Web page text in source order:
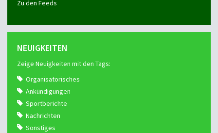
Zu den Feeds
NEUIGKEITEN
Zeige Neuigkeiten mit den Tags:
Organisatorisches
Ankündigungen
Sportberichte
Nachrichten
Sonstiges